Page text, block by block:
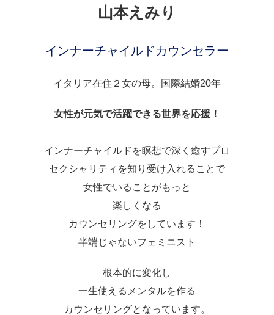
山本えみり
インナーチャイルドカウンセラー
イタリア在住２女の母。国際結婚20年
女性が元気で活躍できる世界を応援！
インナーチャイルドを瞑想で深く癒すプロ
セクシャリティを知り受け入れることで
女性でいることがもっと
楽しくなる
カウンセリングをしています！
半端じゃないフェミニスト
根本的に変化し
一生使えるメンタルを作る
カウンセリングとなっています。